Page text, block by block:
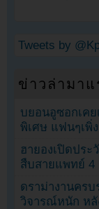
Tweets by
ข่าวล่ามาแ
บยอนอูซอกเคย
พิเศษ แฟนๆเพิ่
ฮายองเปิดปร
สืบสายแพทย์ 4
ดราม่างานคร
วิจารณ์หนัก หลั